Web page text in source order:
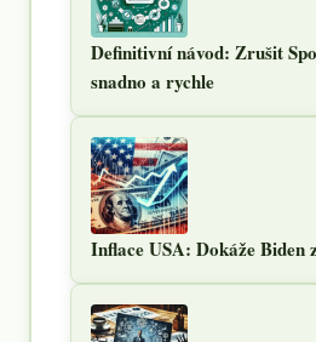
Definitivní návod: Zrušit
snadno a rychle
Inflace USA: Dokáže Biden